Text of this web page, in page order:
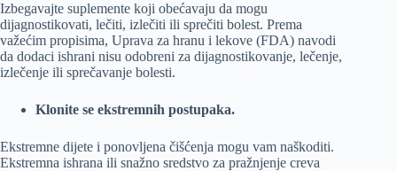
Izbegavajte suplemente koji obećavaju da mogu
dijagnostikovati, lečiti, izlečiti ili sprečiti bolest. Prema
važećim propisima, Uprava za hranu i lekove (FDA) navodi
da dodaci ishrani nisu odobreni za dijagnostikovanje, lečenje,
izlečenje ili sprečavanje bolesti.
Klonite se ekstremnih postupaka.
Ekstremne dijete i ponovljena čišćenja mogu vam naškoditi.
Ekstremna ishrana ili snažno sredstvo za pražnjenje creva